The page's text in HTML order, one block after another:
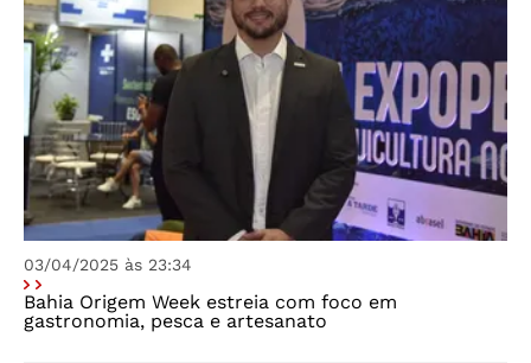
03/04/2025 às 23:34
Bahia Origem Week estreia com foco em
gastronomia, pesca e artesanato